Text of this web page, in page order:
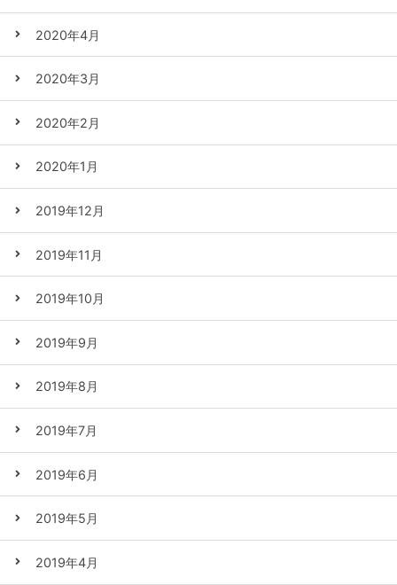
2020年4月
2020年3月
2020年2月
2020年1月
2019年12月
2019年11月
2019年10月
2019年9月
2019年8月
2019年7月
2019年6月
2019年5月
2019年4月